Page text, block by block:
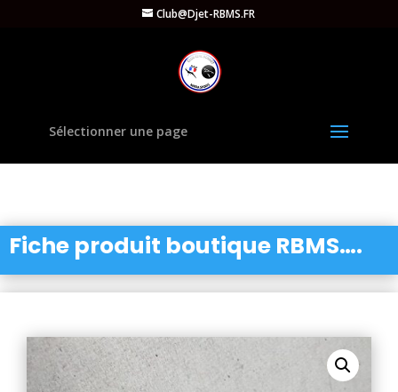
Club@Djet-RBMS.FR
Sélectionner une page
Fiche produit boutique RBMS….